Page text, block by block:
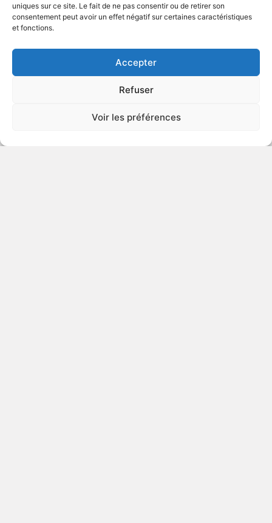
uniques sur ce site. Le fait de ne pas consentir ou de retirer son
consentement peut avoir un effet négatif sur certaines caractéristiques
et fonctions.
Accepter
Refuser
Voir les préférences
2010 Série télévisée comique
Alvin et les Chipmunks 3 - Les